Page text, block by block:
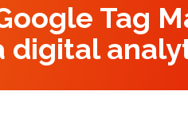
Tag
digital